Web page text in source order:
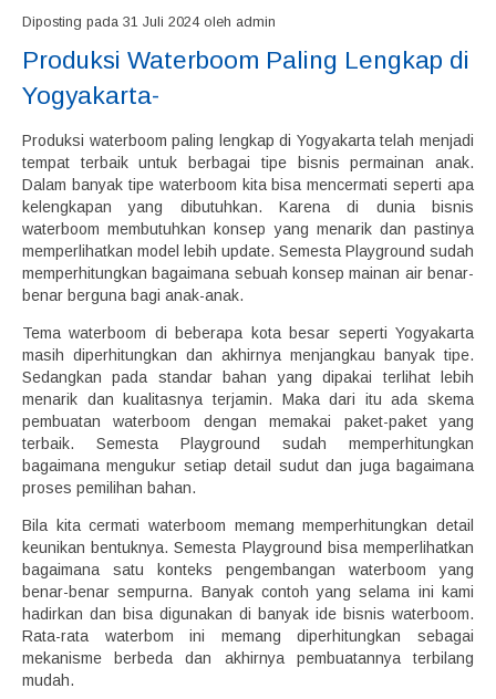
Diposting pada 31 Juli 2024 oleh admin
Produksi Waterboom Paling Lengkap di
Yogyakarta-
Produksi waterboom paling lengkap di Yogyakarta telah menjadi
tempat terbaik untuk berbagai tipe bisnis permainan anak.
Dalam banyak tipe waterboom kita bisa mencermati seperti apa
kelengkapan yang dibutuhkan. Karena di dunia bisnis
waterboom membutuhkan konsep yang menarik dan pastinya
memperlihatkan model lebih update. Semesta Playground sudah
memperhitungkan bagaimana sebuah konsep mainan air benar-
benar berguna bagi anak-anak.
Tema waterboom di beberapa kota besar seperti Yogyakarta
masih diperhitungkan dan akhirnya menjangkau banyak tipe.
Sedangkan pada standar bahan yang dipakai terlihat lebih
menarik dan kualitasnya terjamin. Maka dari itu ada skema
pembuatan waterboom dengan memakai paket-paket yang
terbaik. Semesta Playground sudah memperhitungkan
bagaimana mengukur setiap detail sudut dan juga bagaimana
proses pemilihan bahan.
Bila kita cermati waterboom memang memperhitungkan detail
keunikan bentuknya. Semesta Playground bisa memperlihatkan
bagaimana satu konteks pengembangan waterboom yang
benar-benar sempurna. Banyak contoh yang selama ini kami
hadirkan dan bisa digunakan di banyak ide bisnis waterboom.
Rata-rata waterbom ini memang diperhitungkan sebagai
mekanisme berbeda dan akhirnya pembuatannya terbilang
mudah.